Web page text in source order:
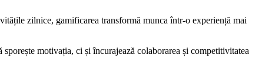
zilnice, gamificarea transformă munca într-o experiență mai
motivația, ci și încurajează colaborarea și competitivitatea